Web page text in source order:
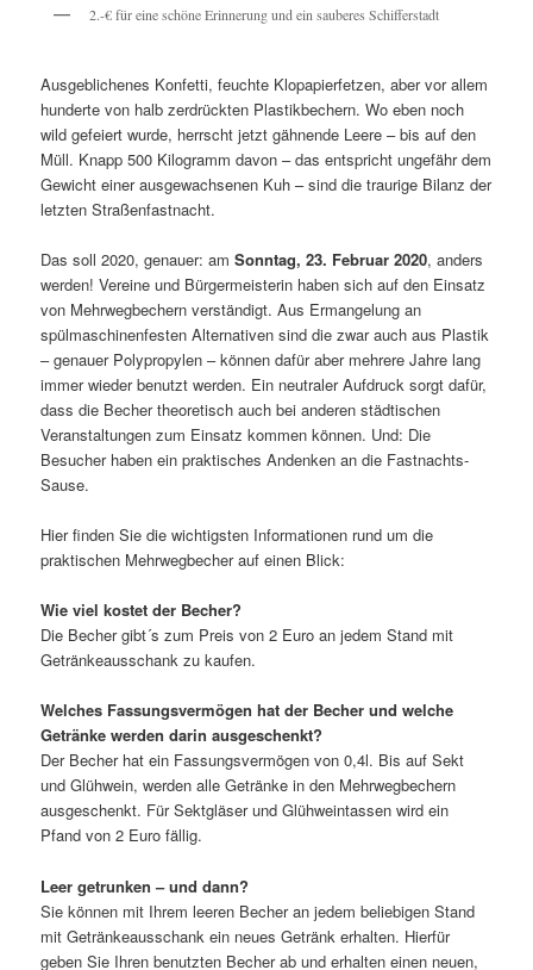
2.-€ für eine schöne Erinnerung und ein sauberes Schifferstadt
Ausgeblichenes Konfetti, feuchte Klopapierfetzen, aber vor allem
hunderte von halb zerdrückten Plastikbechern. Wo eben noch
wild gefeiert wurde, herrscht jetzt gähnende Leere – bis auf den
Müll. Knapp 500 Kilogramm davon – das entspricht ungefähr dem
Gewicht einer ausgewachsenen Kuh – sind die traurige Bilanz der
letzten Straßenfastnacht.
Das soll 2020, genauer: amSonntag, 23. Februar 2020, anders
werden! Vereine und Bürgermeisterin haben sich auf den Einsatz
von Mehrwegbechern verständigt. Aus Ermangelung an
spülmaschinenfesten Alternativen sind die zwar auch aus Plastik
– genauer Polypropylen – können dafür aber mehrere Jahre lang
immer wieder benutzt werden. Ein neutraler Aufdruck sorgt dafür,
dass die Becher theoretisch auch bei anderen städtischen
Veranstaltungen zum Einsatz kommen können. Und: Die
Besucher haben ein praktisches Andenken an die Fastnachts-
Sause.
Hier finden Sie die wichtigsten Informationen rund um die
praktischen Mehrwegbecher auf einen Blick:
Wie viel kostet der Becher?
Die Becher gibt´s zum Preis von 2 Euro an jedem Stand mit
Getränkeausschank zu kaufen.
Welches Fassungsvermögen hat der Becher und welche
Getränke werden darin ausgeschenkt?
Der Becher hat ein Fassungsvermögen von 0,4l. Bis auf Sekt
und Glühwein, werden alle Getränke in den Mehrwegbechern
ausgeschenkt. Für Sektgläser und Glühweintassen wird ein
Pfand von 2 Euro fällig.
Leer getrunken – und dann?
Sie können mit Ihrem leeren Becher an jedem beliebigen Stand
mit Getränkeausschank ein neues Getränk erhalten. Hierfür
geben Sie Ihren benutzten Becher ab und erhalten einen neuen,